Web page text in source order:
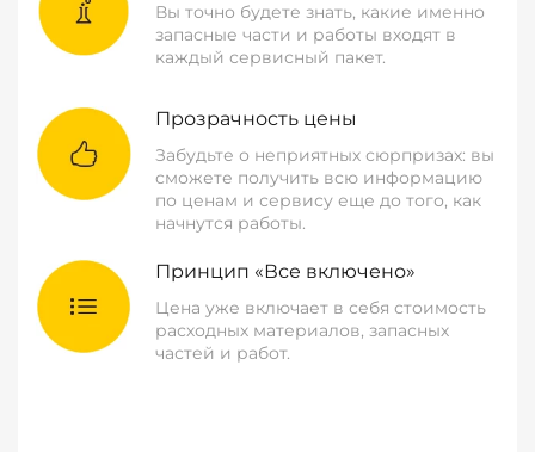
Вы точно будете знать, какие именно
запасные части и работы входят в
каждый сервисный пакет.
Прозрачность цены
Забудьте о неприятных сюрпризах: вы
сможете получить всю информацию
по ценам и сервису еще до того, как
начнутся работы.
Принцип «Все включено»
Цена уже включает в себя стоимость
расходных материалов, запасных
частей и работ.